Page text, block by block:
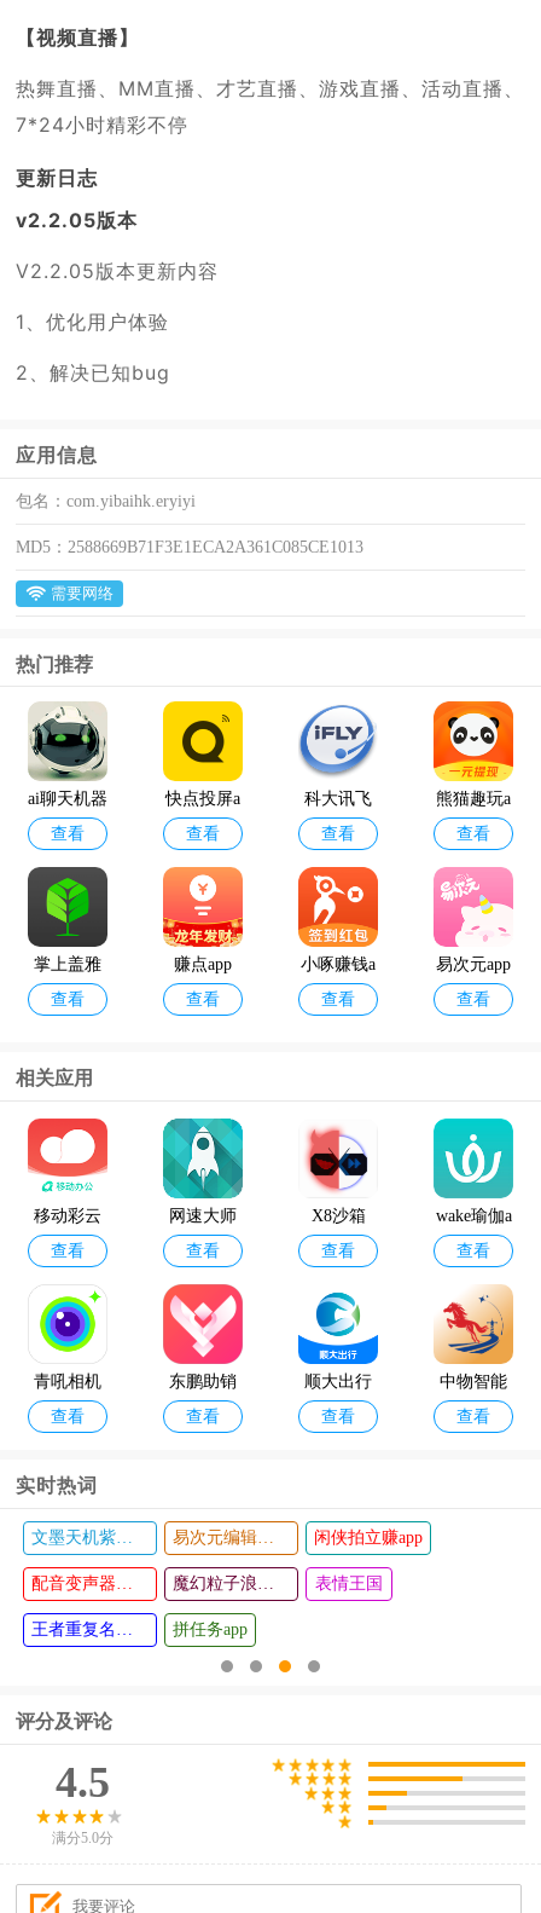
【视频直播】
热舞直播、MM直播、才艺直播、游戏直播、活动直播、
7*24小时精彩不停
更新日志
v2.2.05版本
V2.2.05版本更新内容
1、优化用户体验
2、解决已知bug
应用信息
包名：com.yibaihk.eryiyi
MD5： 2588669B71F3E1ECA2A361C085CE1013
需要网络
热门推荐
ai聊天机器
人
查看
快点投屏a
pp
查看
科大讯飞
语音引擎
最新版
查看
熊猫趣玩a
pp官方版
查看
掌上盖雅
考勤app官
查看
赚点app
查看
小啄赚钱a
pp
查看
易次元app
查看
12398能源
监管热线a
查看
geektyper
模拟黑客
软件手机
版
查看
相关应用
移动彩云
查看
网速大师
查看
X8沙箱
查看
wake瑜伽a
pp
查看
青吼相机
软件
查看
东鹏助销
宝
查看
顺大出行
滑板车
查看
中物智能
新华冶金A
查看
英语口语
秀软件
查看
365桌面天
气手机版
查看
实时热词
闲侠拍立赚app
表情王国
拼任务app
评分及评论
4.5
满分5.0分